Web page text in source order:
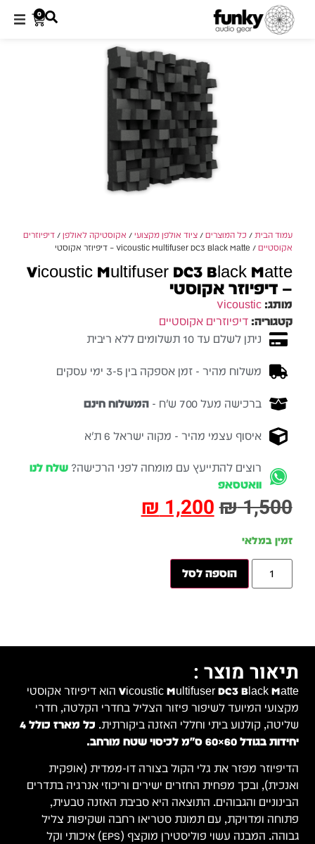
0
עמוד הבית / כל המוצרים /ציוד אולפן מקצועי / אקוסטיקה לאולפן /דיפיוזרים
אקוסטיים / Vicoustic Multifuser DC3 Black Matte – דיפיוזר אקוסטי
Vicoustic Multifuser DC3 Black Matte
– דיפיוזר אקוסטי
מותג:Vicoustic
קטגוריה:דיפיוזרים אקוסטיים
ניתן לשלם עד 10 תשלומים ללא ריבית
משלוח מהיר - זמן אספקה בין 3-5 ימי עסקים
ברכישה מעל 700 ש״ח - המשלוח חינם
איסוף עצמי מהיר - מקוה ישראל 6 ת״א
רוצים להתייעץ עם מומחה לפני הרכישה? שלח לנו
וואטסאפ
₪1,500
₪1,200
זמין במלאי
הוספה לסל
תיאור מוצר :
Vicoustic Multifuser DC3 Black Matte הוא דיפיוזר אקוסטי
מקצועי המיועד לשיפור פיזור הצליל בחדרי הקלטה, חדרי
שליטה, קולנוע ביתי וחללי האזנה ביקורתית.
כל מארז כולל 4
יחידות בגודל 60×60 ס"מ לכיסוי שטח מורחב.
הדיפיוזר מפזר את גלי הקול בצורה דו-ממדית (אופקית
ואנכית), ובכך מפחית החזרים ישירים וריכוזי אנרגיה בתדרים
הבינוניים והגבוהים. התוצאה היא סביבת האזנה טבעית,
פתוחה ומדויקת, עם תמונת סטריאו רחבה ושקיפות צליל
גבוהה. המבנה עשוי פוליסטירן מוקצף (EPS) איכותי וקל